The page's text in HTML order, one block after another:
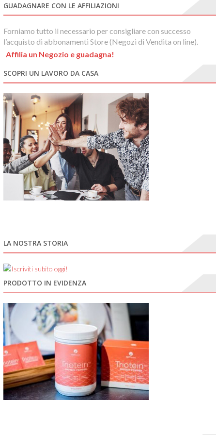
GUADAGNARE CON LE AFFILIAZIONI
Forniamo tutto il necessario per consigliare con successo
l’acquisto di abbonamenti Store (Negozi di Vendita on line).
Affilia un Negozio e guadagna!
SCOPRI UN LAVORO DA CASA
LA NOSTRA STORIA
PRODOTTO IN EVIDENZA